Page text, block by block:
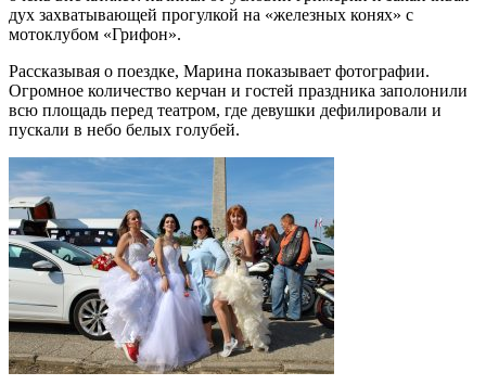
дух захватывающей прогулкой на «железных конях» с
мотоклубом «Грифон».
Рассказывая о поездке, Марина показывает фотографии.
Огромное количество керчан и гостей праздника заполонили
всю площадь перед театром, где девушки дефилировали и
пускали в небо белых голубей.